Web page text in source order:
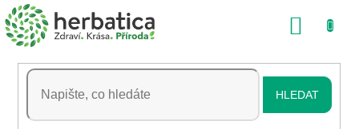
Přejít
na
obsah
HLEDAT